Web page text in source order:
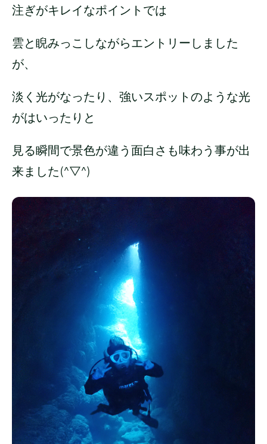
注ぎがキレイなポイントでは
雲と睨みっこしながらエントリーしました
が、
淡く光がなったり、強いスポットのような光
がはいったりと
見る瞬間で景色が違う面白さも味わう事が出
来ました(^▽^)